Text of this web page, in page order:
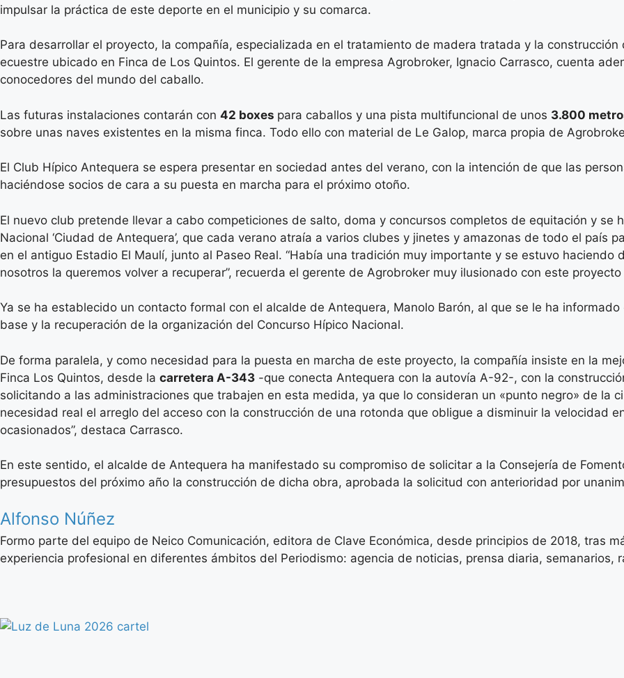
impulsar la práctica de este deporte en el municipio y su comarca.
Para desarrollar el proyecto, la compañía, especializada en el tratamiento de madera tratada y la
ecuestre ubicado en Finca de Los Quintos. El gerente de la empresa Agrobroker, Ignacio Carrasco, cuenta
conocedores del mundo del caballo.
Las futuras instalaciones contarán con 42 boxes para caballos y una pista multifuncional de unos 3.800
sobre unas naves existentes en la misma finca. Todo ello con material de Le Galop, marca propia de
El Club Hípico Antequera se espera presentar en sociedad antes del verano, con la intención de que las
haciéndose socios de cara a su puesta en marcha para el próximo otoño.
El nuevo club pretende llevar a cabo competiciones de salto, doma y concursos completos de equitación y se
Nacional ‘Ciudad de Antequera’, que cada verano atraía a varios clubes y jinetes y amazonas de todo el país
en el antiguo Estadio El Maulí, junto al Paseo Real. “Había una tradición muy importante y se estuvo
nosotros la queremos volver a recuperar”, recuerda el gerente de Agrobroker muy ilusionado con este
Ya se ha establecido un contacto formal con el alcalde de Antequera, Manolo Barón, al que se le ha
base y la recuperación de la organización del Concurso Hípico Nacional.
De forma paralela, y como necesidad para la puesta en marcha de este proyecto, la compañía insiste en la
Finca Los Quintos, desde la carretera A-343 -que conecta Antequera con la autovía A-92-, con la
solicitando a las administraciones que trabajen en esta medida, ya que lo consideran un «punto negro» de la
necesidad real el arreglo del acceso con la construcción de una rotonda que obligue a disminuir la velocidad
ocasionados”, destaca Carrasco.
En este sentido, el alcalde de Antequera ha manifestado su compromiso de solicitar a la Consejería de
presupuestos del próximo año la construcción de dicha obra, aprobada la solicitud con anterioridad por
Alfonso Núñez
Formo parte del equipo de Neico Comunicación, editora de Clave Económica, desde principios de 2018, tras
experiencia profesional en diferentes ámbitos del Periodismo: agencia de noticias, prensa diaria, semanarios,